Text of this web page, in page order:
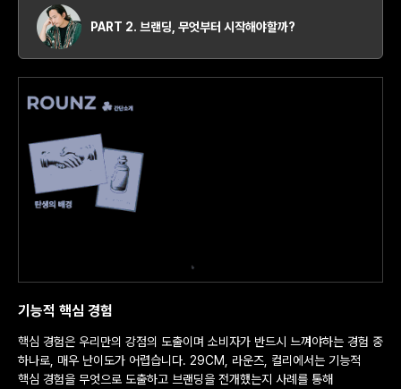
PART 2. 브랜딩, 무엇부터 시작해야할까?
기능적 핵심 경험
핵심 경험은 우리만의 강점의 도출이며 소비자가 반드시 느껴야하는 경험 중
하나로, 매우 난이도가 어렵습니다. 29CM, 라운즈, 컬리에서는 기능적
핵심 경험을 무엇으로 도출하고 브랜딩을 전개했는지 사례를 통해